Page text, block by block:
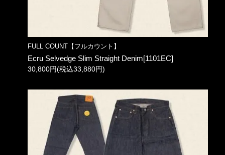
FULL COUNT【フルカウント】
Ecru Selvedge Slim Straight Denim[1101EC]
30,800円(税込33,880円)